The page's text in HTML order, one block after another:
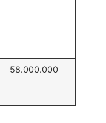
58.000.000